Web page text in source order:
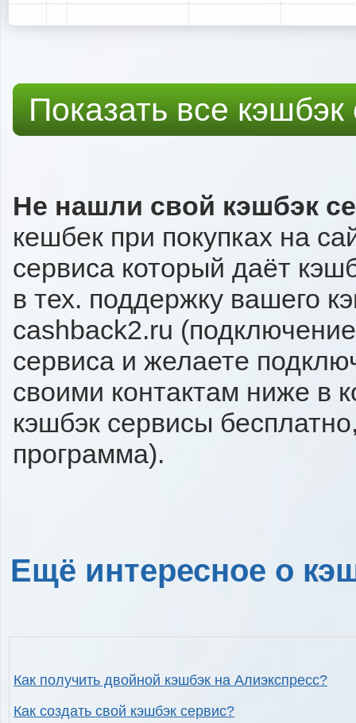
Показать все
Не нашли свой кэшбэк
кешбек при покупках на
сервиса который даёт
в тех. поддержку вашего
cashback2.ru
сервиса и желаете
своими контактам ниже в
кэшбэк сервисы
программа).
Ещё интересное о
Как получить двойной кэшбэк на Алиэкспресс?
Как создать свой кэшбэк сервис?